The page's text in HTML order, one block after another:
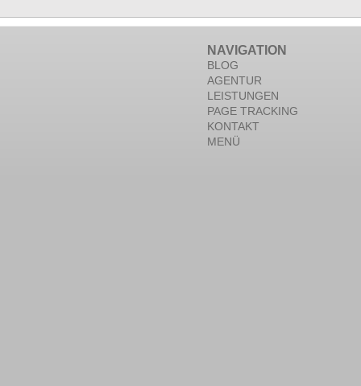
NAVIGATION
BLOG
AGENTUR
LEISTUNGEN
PAGE TRACKING
KONTAKT
MENÜ